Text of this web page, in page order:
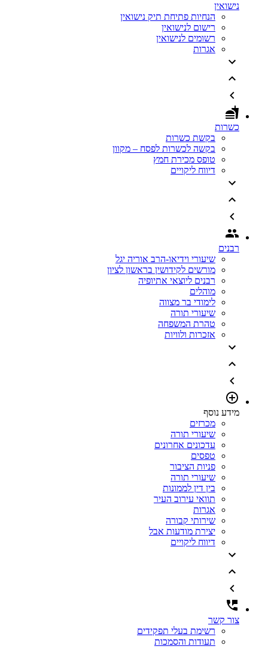
נישואין
הנחיות פתיחת תיק נישואין
רישום לנישואין
רשומים לנישואין
אגרות
כשרות
בקשת כשרות
בקשה לכשרות לפסח – מקוון
טופס מכירת חמץ
דיווח ליקויים
רבנים
שיעורי וידיאו-הרב אוריה יגל
מורשים לקידושין בראשון לציון
רבנים ליוצאי אתיופיה
מוהלים
לימודי בר מצווה
שיעורי תורה
טהרת המשפחה
אזכרות ולוויות
מידע נוסף
מכרזים
שיעורי תורה
עדכונים אחרונים
טפסים
פניות הציבור
שיעורי תורה
בין דין לממונות
תוואי עירוב העיר
אגרות
שירותי קבורה
יצירת מודעות אבל
דיווח ליקויים
צור קשר
רשימת בעלי תפקידים
תעודות והסמכות